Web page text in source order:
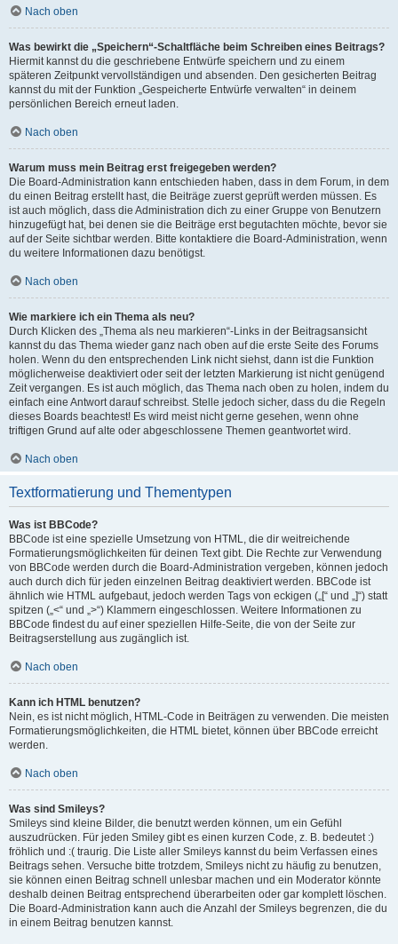
Nach oben
Was bewirkt die „Speichern“-Schaltfläche beim Schreiben eines Beitrags?
Hiermit kannst du die geschriebene Entwürfe speichern und zu einem
späteren Zeitpunkt vervollständigen und absenden. Den gesicherten Beitrag
kannst du mit der Funktion „Gespeicherte Entwürfe verwalten“ in deinem
persönlichen Bereich erneut laden.
Nach oben
Warum muss mein Beitrag erst freigegeben werden?
Die Board-Administration kann entschieden haben, dass in dem Forum, in dem
du einen Beitrag erstellt hast, die Beiträge zuerst geprüft werden müssen. Es
ist auch möglich, dass die Administration dich zu einer Gruppe von Benutzern
hinzugefügt hat, bei denen sie die Beiträge erst begutachten möchte, bevor sie
auf der Seite sichtbar werden. Bitte kontaktiere die Board-Administration, wenn
du weitere Informationen dazu benötigst.
Nach oben
Wie markiere ich ein Thema als neu?
Durch Klicken des „Thema als neu markieren“-Links in der Beitragsansicht
kannst du das Thema wieder ganz nach oben auf die erste Seite des Forums
holen. Wenn du den entsprechenden Link nicht siehst, dann ist die Funktion
möglicherweise deaktiviert oder seit der letzten Markierung ist nicht genügend
Zeit vergangen. Es ist auch möglich, das Thema nach oben zu holen, indem du
einfach eine Antwort darauf schreibst. Stelle jedoch sicher, dass du die Regeln
dieses Boards beachtest! Es wird meist nicht gerne gesehen, wenn ohne
triftigen Grund auf alte oder abgeschlossene Themen geantwortet wird.
Nach oben
Textformatierung und Thementypen
Was ist BBCode?
BBCode ist eine spezielle Umsetzung von HTML, die dir weitreichende
Formatierungsmöglichkeiten für deinen Text gibt. Die Rechte zur Verwendung
von BBCode werden durch die Board-Administration vergeben, können jedoch
auch durch dich für jeden einzelnen Beitrag deaktiviert werden. BBCode ist
ähnlich wie HTML aufgebaut, jedoch werden Tags von eckigen („[“ und „]“) statt
spitzen („<“ und „>“) Klammern eingeschlossen. Weitere Informationen zu
BBCode findest du auf einer speziellen Hilfe-Seite, die von der Seite zur
Beitragserstellung aus zugänglich ist.
Nach oben
Kann ich HTML benutzen?
Nein, es ist nicht möglich, HTML-Code in Beiträgen zu verwenden. Die meisten
Formatierungsmöglichkeiten, die HTML bietet, können über BBCode erreicht
werden.
Nach oben
Was sind Smileys?
Smileys sind kleine Bilder, die benutzt werden können, um ein Gefühl
auszudrücken. Für jeden Smiley gibt es einen kurzen Code, z. B. bedeutet :)
fröhlich und :( traurig. Die Liste aller Smileys kannst du beim Verfassen eines
Beitrags sehen. Versuche bitte trotzdem, Smileys nicht zu häufig zu benutzen,
sie können einen Beitrag schnell unlesbar machen und ein Moderator könnte
deshalb deinen Beitrag entsprechend überarbeiten oder gar komplett löschen.
Die Board-Administration kann auch die Anzahl der Smileys begrenzen, die du
in einem Beitrag benutzen kannst.